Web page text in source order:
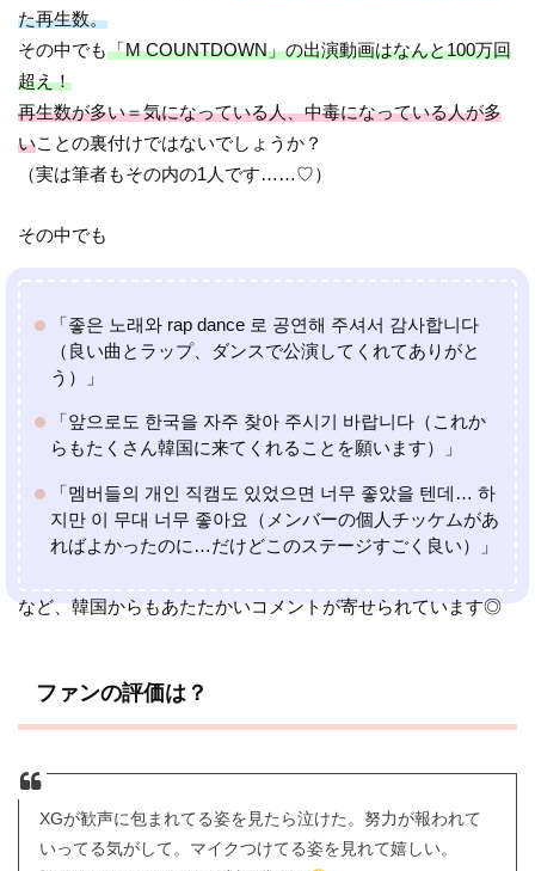
た再生数。
その中でも「M COUNTDOWN」の出演動画はなんと100万回
超え！
再生数が多い＝気になっている人、中毒になっている人が多
いことの裏付けではないでしょうか？
（実は筆者もその内の1人です……♡）
その中でも
「좋은 노래와 rap dance 로 공연해 주셔서 감사합니다
（良い曲とラップ、ダンスで公演してくれてありがと
う）」
「앞으로도 한국을 자주 찾아 주시기 바랍니다（これか
らもたくさん韓国に来てくれることを願います）」
「멤버들의 개인 직캠도 있었으면 너무 좋았을 텐데… 하
지만 이 무대 너무 좋아요（メンバーの個人チッケムがあ
ればよかったのに…だけどこのステージすごく良い）」
など、韓国からもあたたかいコメントが寄せられています◎
ファンの評価は？
XGが歓声に包まれてる姿を見たら泣けた。努力が報われて
いってる気がして。マイクつけてる姿を見れて嬉しい。